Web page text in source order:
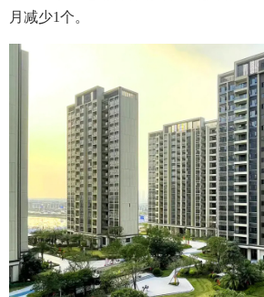
月减少1个。